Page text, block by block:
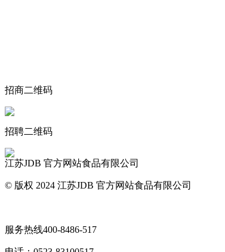
招商二维码
招聘二维码
江苏JDB 官方网站食品有限公司
© 版权 2024 江苏JDB 官方网站食品有限公司
服务热线400-8486-517